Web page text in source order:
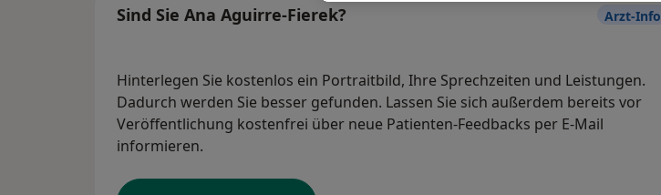
Sind Sie Ana Aguirre-Fierek? Arzt-Info
Hinterlegen Sie kostenlos ein Portraitbild, Ihre Sprechzeiten und Leistungen.
Dadurch werden Sie besser gefunden. Lassen Sie sich außerdem bereits vor
Veröffentlichung kostenfrei über neue Patienten-Feedbacks per E-Mail
informieren.